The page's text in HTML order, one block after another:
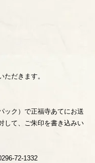
だきます。
ック）で正福寺あてにお送
して、ご朱印を書き込みい
72-1332